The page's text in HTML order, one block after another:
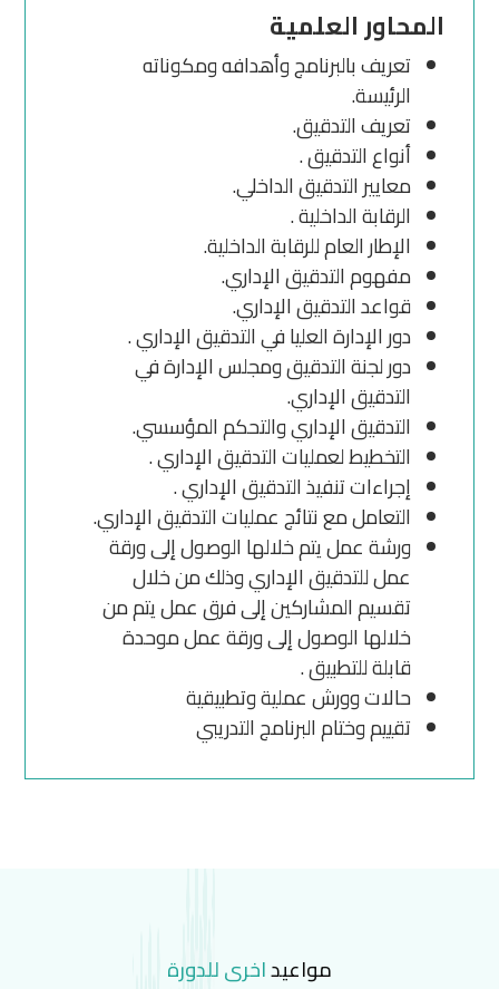
المحاور العلمية
تعريف بالبرنامج وأهدافه ومكوناته
الرئيسة.
تعريف التدقيق.
أنواع التدقيق .
معايير التدقيق الداخلي.
الرقابة الداخلية .
الإطار العام للرقابة الداخلية.
مفهوم التدقيق الإداري.
قواعد التدقيق الإداري.
دور الإدارة العليا في التدقيق الإداري .
دور لجنة التدقيق ومجلس الإدارة في
التدقيق الإداري.
التدقيق الإداري والتحكم المؤسسي.
التخطيط لعمليات التدقيق الإداري .
إجراءات تنفيذ التدقيق الإداري .
التعامل مع نتائج عمليات التدقيق الإداري.
ورشة عمل يتم خلالها الوصول إلى ورقة
عمل للتدقيق الإداري وذلك من خلال
تقسيم المشاركين إلى فرق عمل يتم من
خلالها الوصول إلى ورقة عمل موحدة
قابلة للتطبيق .
حالات وورش عملية وتطبيقية
تقييم وختام البرنامج التدريبي
مواعيداخرى للدورة